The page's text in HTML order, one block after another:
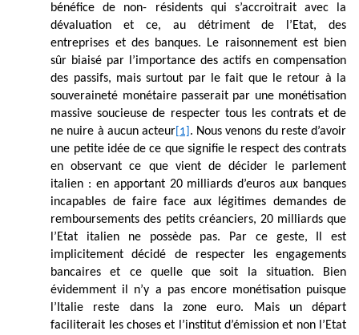
bénéfice de non- résidents qui s’accroitrait avec la
dévaluation et ce, au détriment de l’Etat, des
entreprises et des banques. Le raisonnement est bien
sûr biaisé par l’importance des actifs en compensation
des passifs, mais surtout par le fait que le retour à la
souveraineté monétaire passerait par une monétisation
massive soucieuse de respecter tous les contrats et de
ne nuire à aucun acteur [1] . Nous venons du reste d’avoir
une petite idée de ce que signifie le respect des contrats
en observant ce que vient de décider le parlement
italien : en apportant 20 milliards d’euros aux banques
incapables de faire face aux légitimes demandes de
remboursements des petits créanciers, 20 milliards que
l’Etat italien ne possède pas. Par ce geste, Il est
implicitement décidé de respecter les engagements
bancaires et ce quelle que soit la situation. Bien
évidemment il n’y a pas encore monétisation puisque
l’Italie reste dans la zone euro. Mais un départ
faciliterait les choses et l’institut d’émission et non l’Etat